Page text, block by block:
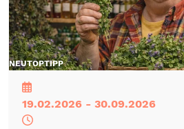
NEUTOPTIPP
19.02.2026 - 30.09.2026